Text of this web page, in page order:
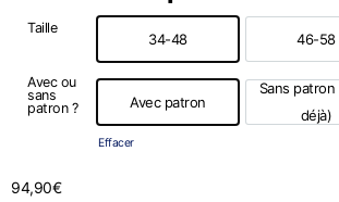
Taille
34-48 46-58
Avec ou
sans
patron ?
Avec patron
Avec patron
Sans patron
déjà)
Effacer
94,90€